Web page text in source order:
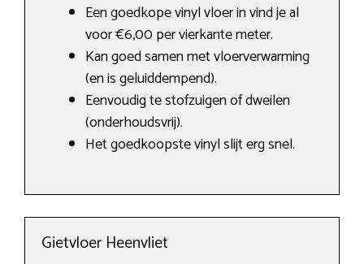
Een goedkope vinyl vloer in vind je al
voor €6,00 per vierkante meter.
Kan goed samen met vloerverwarming
(en is geluiddempend).
Eenvoudig te stofzuigen of dweilen
(onderhoudsvrij).
Het goedkoopste vinyl slijt erg snel.
Gietvloer Heenvliet